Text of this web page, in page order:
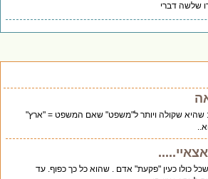
דברי
שקולה ויותר ל"משפט" שאם המשפט = "ארץ"
כולו כעין "פקעת" אדם . שהוא כל כך כפוף. עד